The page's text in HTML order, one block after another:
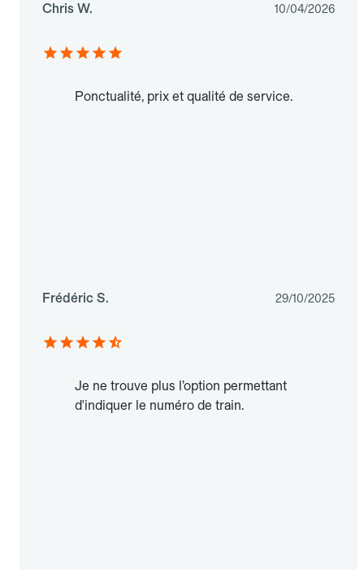
Chris W. 10/04/2026
Ponctualité, prix et qualité de service.
Frédéric S. 29/10/2025
Je ne trouve plus l’option permettant
d'indiquer le numéro de train.